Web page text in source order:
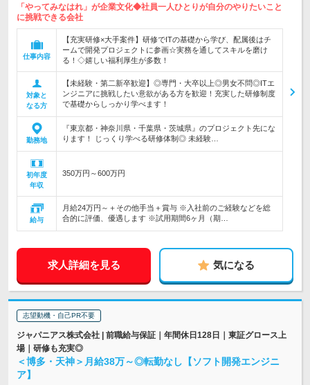
「やってみなはれ」が企業文化◆社員一人ひとりが自分のやりたいこと
に挑戦できる会社
仕事内容
【充実研修×大手案件】研修でITの基礎から学び、配属後はチ
ームで開発プロジェクトに参画☆実務を通してスキルを磨け
る！◇嬉しい福利厚生が多数！
対象と
なる方
【未経験・第二新卒歓迎】◎専門・大卒以上◎男女不問◎ITエ
ンジニアに挑戦したい意欲がある方を歓迎！充実した研修制度
で基礎からしっかり学べます！
勤務地
『東京都・神奈川県・千葉県・茨城県』のプロジェクト先にな
ります！ じっくり学べる研修体制◎ 未経験…
初年度
年収
350万円～600万円
給与
月給24万円～＋その他手当＋賞与 ※入社前のご経験などを総
合的に評価、優遇します ※試用期間6ヶ月（期…
求人詳細を見る 気になる
志望動機・自己PR不要
ジャパニアス株式会社 | 前職給与保証｜年間休日128日｜東証グロース上
場｜研修も充実◎
＜博多・天神＞月給38万～◎転勤なし【ソフト開発エンジニ
ア】